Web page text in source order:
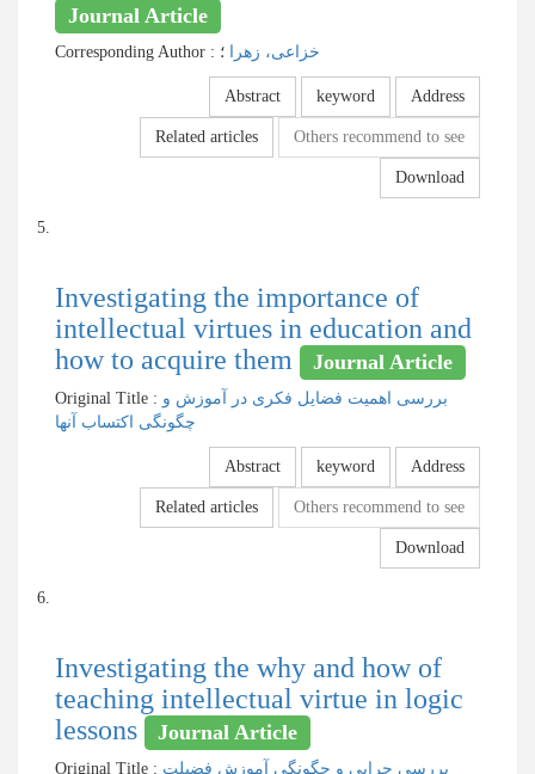
Journal Article
Corresponding Author : خزاعی، زهرا ؛
Abstract keyword Address
Related articles Others recommend to see
Download
5.
Investigating the importance of
intellectual virtues in education and
how to acquire them
Journal Article
Original Title : بررسی اهمیت فضایل فکری در آموزش و
چگونگی اکتساب آنها
Abstract keyword Address
Related articles Others recommend to see
Download
6.
Investigating the why and how of
teaching intellectual virtue in logic
lessons
Journal Article
Original Title : بررسی چرایی و چگونگی آموزش فضیلت